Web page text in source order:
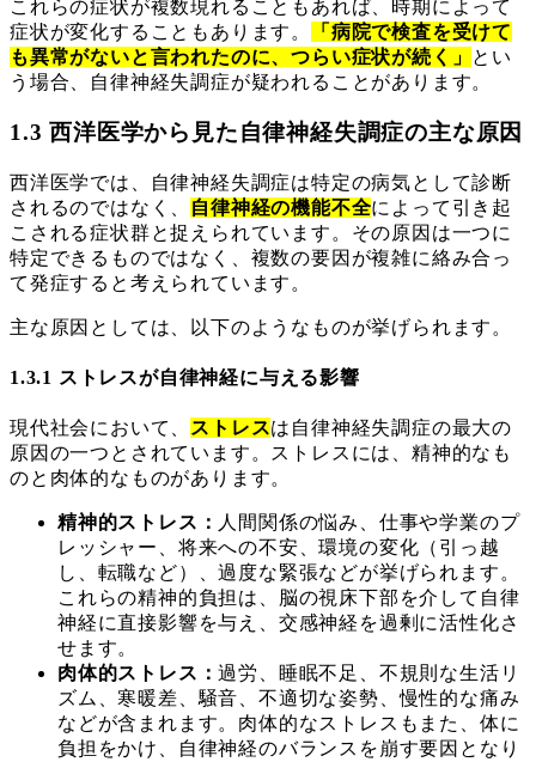
これらの症状が複数現れることもあれば、時期によって
症状が変化することもあります。
「病院で検査を受けて
も異常がないと言われたのに、つらい症状が続く」 とい
う場合、自律神経失調症が疑われることがあります。
1.3 西洋医学から見た自律神経失調症の主な原因
西洋医学では、自律神経失調症は特定の病気として診断
されるのではなく、
自律神経の機能不全によって引き起
こされる症状群と捉えられています。その原因は一つに
特定できるものではなく、複数の要因が複雑に絡み合っ
て発症すると考えられています。
主な原因としては、以下のようなものが挙げられます。
1.3.1 ストレスが自律神経に与える影響
現代社会において、 ストレスは自律神経失調症の最大の
原因の一つとされています。ストレスには、精神的なも
のと肉体的なものがあります。
精神的ストレス： 人間関係の悩み、仕事や学業のプ
レッシャー、将来への不安、環境の変化（引っ越
し、転職など）、過度な緊張などが挙げられます。
これらの精神的負担は、脳の視床下部を介して自律
神経に直接影響を与え、交感神経を過剰に活性化さ
せます。
肉体的ストレス：過労、睡眠不足、不規則な生活リ
ズム、寒暖差、騒音、不適切な姿勢、慢性的な痛み
などが含まれます。肉体的なストレスもまた、体に
負担をかけ、自律神経のバランスを崩す要因となり